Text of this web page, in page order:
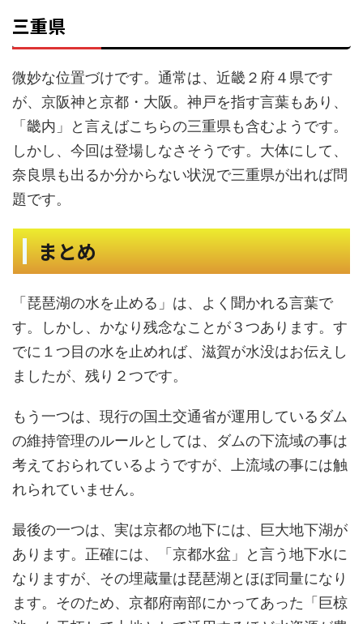
三重県
微妙な位置づけです。通常は、近畿２府４県です
が、京阪神と京都・大阪。神戸を指す言葉もあり、
「畿内」と言えばこちらの三重県も含むようです。
しかし、今回は登場しなさそうです。大体にして、
奈良県も出るか分からない状況で三重県が出れば問
題です。
まとめ
「琵琶湖の水を止める」は、よく聞かれる言葉で
す。しかし、かなり残念なことが３つあります。す
でに１つ目の水を止めれば、滋賀が水没はお伝えし
ましたが、残り２つです。
もう一つは、現行の国土交通省が運用しているダム
の維持管理のルールとしては、ダムの下流域の事は
考えておられているようですが、上流域の事には触
れられていません。
最後の一つは、実は京都の地下には、巨大地下湖が
あります。正確には、「京都水盆」と言う地下水に
なりますが、その埋蔵量は琵琶湖とほぼ同量になり
ます。そのため、京都府南部にかってあった「巨椋